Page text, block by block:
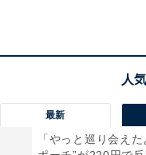
最新
「やっと巡り会え